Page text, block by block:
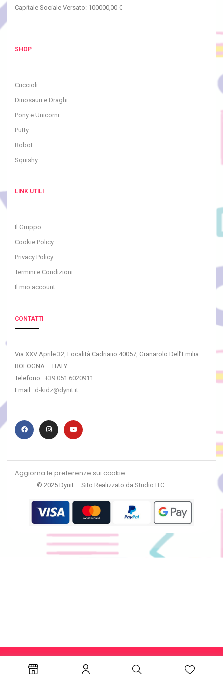
Capitale Sociale Versato: 100000,00 €
SHOP
Cuccioli
Dinosauri e Draghi
Pony e Unicorni
Putty
Robot
Squishy
LINK UTILI
Il Gruppo
Cookie Policy
Privacy Policy
Termini e Condizioni
Il mio account
CONTATTI
Via XXV Aprile 32, Località Cadriano 40057, Granarolo Dell’Emilia
BOLOGNA – ITALY
Telefono : +39 051 6020911
Email : d-kidz@dynit.it
Aggiorna le preferenze sui cookie
© 2025 Dynit – Sito Realizzato da Studio ITC
RECEDI DAL CONTRATTO